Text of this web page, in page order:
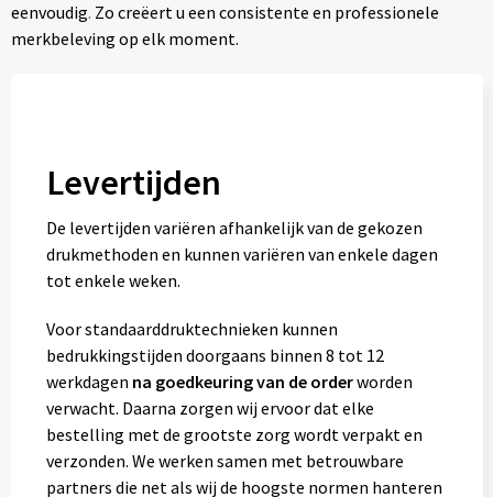
eenvoudig. Zo creëert u een consistente en professionele
merkbeleving op elk moment.
Levertijden
De levertijden variëren afhankelijk van de gekozen
drukmethoden en kunnen variëren van enkele dagen
tot enkele weken.
Voor standaarddruktechnieken kunnen
bedrukkingstijden doorgaans binnen 8 tot 12
werkdagen na goedkeuring van de orderworden
verwacht. Daarna zorgen wij ervoor dat elke
bestelling met de grootste zorg wordt verpakt en
verzonden. We werken samen met betrouwbare
partners die net als wij de hoogste normen hanteren